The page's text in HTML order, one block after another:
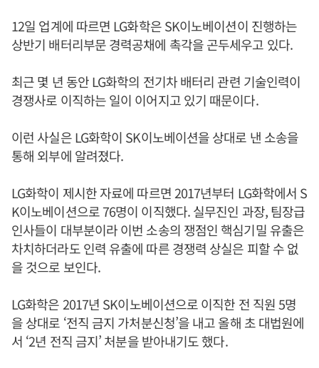
12일 업계에 따르면 LG화학은 SK이노베이션이 진행하는
상반기 배터리부문 경력공채에 촉각을 곤두세우고 있다.
최근 몇 년 동안 LG화학의 전기차 배터리 관련 기술인력이
경쟁사로 이직하는 일이 이어지고 있기 때문이다.
이런 사실은 LG화학이 SK이노베이션을 상대로 낸 소송을
통해 외부에 알려졌다.
LG화학이 제시한 자료에 따르면 2017년부터 LG화학에서 S
K이노베이션으로 76명이 이직했다. 실무진인 과장, 팀장급
인사들이 대부분이라 이번 소송의 쟁점인 핵심기밀 유출은
차치하더라도 인력 유출에 따른 경쟁력 상실은 피할 수 없
을 것으로 보인다.
LG화학은 2017년 SK이노베이션으로 이직한 전 직원 5명
을 상대로 ‘전직 금지 가처분신청’을 내고 올해 초 대법원에
서 ‘2년 전직 금지’ 처분을 받아내기도 했다.